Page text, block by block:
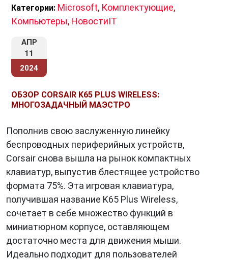
Категории: Microsoft, Комплектующие,
Компьютеры, НовостиIT
АПР
11
2024
ОБЗОР CORSAIR K65 PLUS WIRELESS:
МНОГОЗАДАЧНЫЙ МАЭСТРО
Пополнив свою заслуженную линейку
беспроводных периферийных устройств,
Corsair снова вышла на рынок компактных
клавиатур, выпустив блестящее устройство
формата 75%. Эта игровая клавиатура,
получившая название K65 Plus Wireless,
сочетает в себе множество функций в
миниатюрном корпусе, оставляющем
достаточно места для движения мыши.
Идеально подходит для пользователей